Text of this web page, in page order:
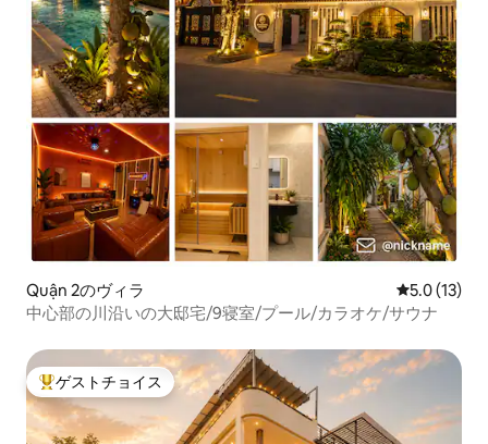
Quận 2のヴィラ レビュー13
5.0 (13)
中心部の川沿いの大邸宅/9寝室/プール/カラオケ/サウナ
大好評のゲストチョイスです。
ゲストチョイス